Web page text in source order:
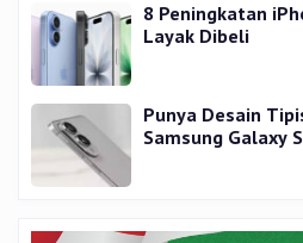
8 Peningkatan
Layak Dibeli
Punya Desain
Samsung Galaxy